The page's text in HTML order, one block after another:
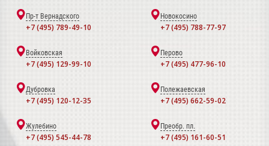
Пр-т Вернадского
+7 (495) 789-49-10
Новокосино
+7 (495) 788-77-97
Войковская
+7 (495) 129-99-10
Перово
+7 (495) 477-96-10
Дубровка
+7 (495) 120-12-35
Полежаевская
+7 (495) 662-59-02
Жулебино
+7 (495) 545-44-78
Преобр. пл.
+7 (495) 161-60-51